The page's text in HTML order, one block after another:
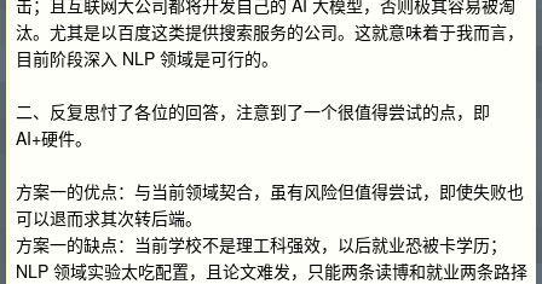
击；且互联网大公司都将开发自己的 AI 大模型，否则极其容易被淘
汰。尤其是以百度这类提供搜索服务的公司。这就意味着于我而言，
目前阶段深入 NLP 领域是可行的。
二、反复思忖了各位的回答，注意到了一个很值得尝试的点，即
AI+硬件。
方案一的优点：与当前领域契合，虽有风险但值得尝试，即使失败也
可以退而求其次转后端。
方案一的缺点：当前学校不是理工科强效，以后就业恐被卡学历；
NLP 领域实验太吃配置，且论文难发，只能两条读博和就业两条路择